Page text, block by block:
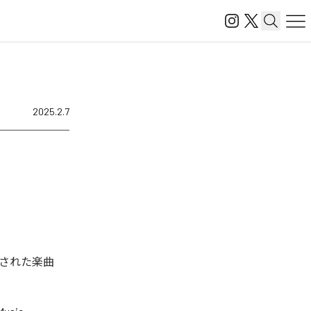
2025.2.7
れた楽曲